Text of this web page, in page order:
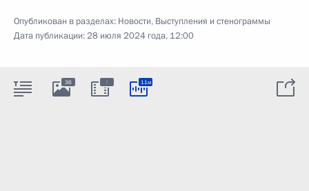
Опубликован в разделах: Новости, Выступления и стенограммы
Дата публикации:28 июля 2024 года, 12:00
36 : 11м